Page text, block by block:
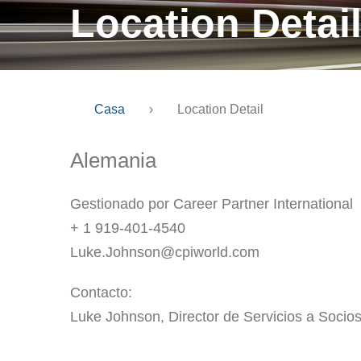
Location Detail
Casa › Location Detail
Alemania
Gestionado por Career Partner International
+ 1 919-401-4540
Luke.Johnson@cpiworld.com
Contacto:
Luke Johnson, Director de Servicios a Socios